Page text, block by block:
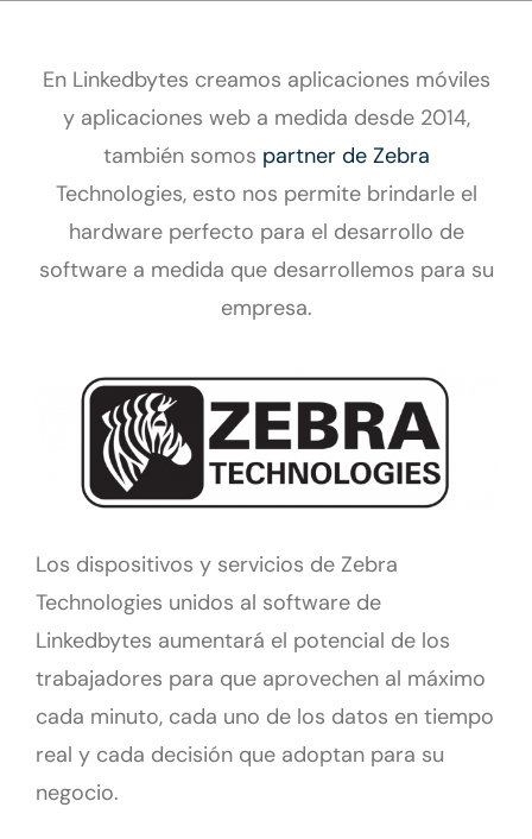
En Linkedbytes creamos aplicaciones móviles
y aplicaciones web a medida desde 2014,
también somos partner de Zebra
Technologies, esto nos permite brindarle el
hardware perfecto para el desarrollo de
software a medida que desarrollemos para su
empresa.
Los dispositivos y servicios de Zebra
Technologies unidos al software de
Linkedbytes aumentará el potencial de los
trabajadores para que aprovechen al máximo
cada minuto, cada uno de los datos en tiempo
real y cada decisión que adoptan para su
negocio.